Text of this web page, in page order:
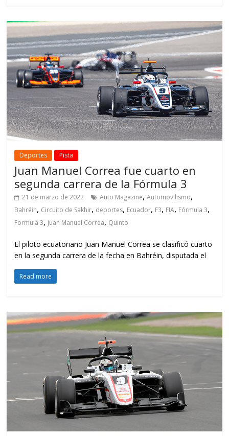
Deportes Pista
Juan Manuel Correa fue cuarto en
segunda carrera de la Fórmula 3
21 de marzo de 2022 Auto Magazine,Automovilismo,
Bahréin, Circuito de Sakhir, deportes, Ecuador, F3, FIA, Fórmula 3,
Formula 3, Juan Manuel Correa, Quinto
El piloto ecuatoriano Juan Manuel Correa se clasificó cuarto
en la segunda carrera de la fecha en Bahréin, disputada el
Read more